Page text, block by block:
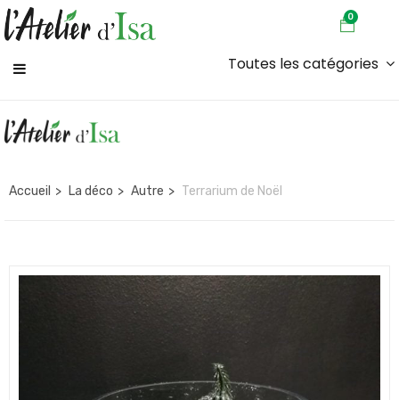
0
Toutes les catégories
Accueil La déco Autre Terrarium de Noël